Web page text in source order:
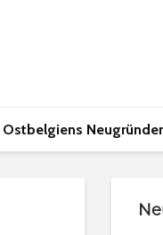
Ostbelgiens Neugründer